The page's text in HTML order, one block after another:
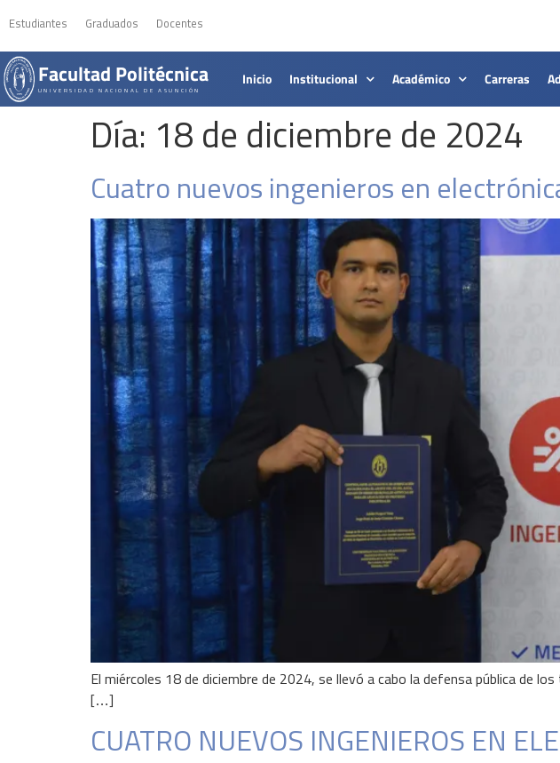
Estudiantes Graduados Docentes
Facultad Politécnica
UNIVERSIDAD NACIONAL DE ASUNCIÓN
Inicio Institucional Académico Carreras
Día: 18 de diciembre de 2024
Cuatro nuevos ingenieros en
El miércoles 18 de diciembre de 2024, se llevó a cabo la defensa pública de
[…]
CUATRO NUEVOS INGENIEROS EN